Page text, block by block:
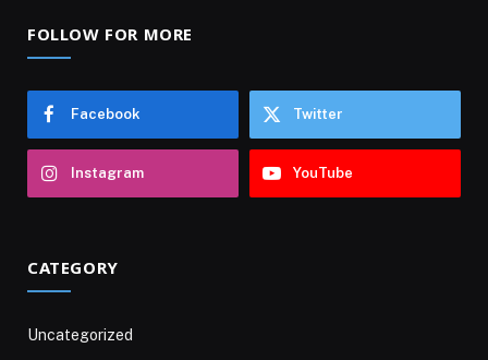
FOLLOW FOR MORE
Facebook Twitter
Instagram YouTube
CATEGORY
Uncategorized